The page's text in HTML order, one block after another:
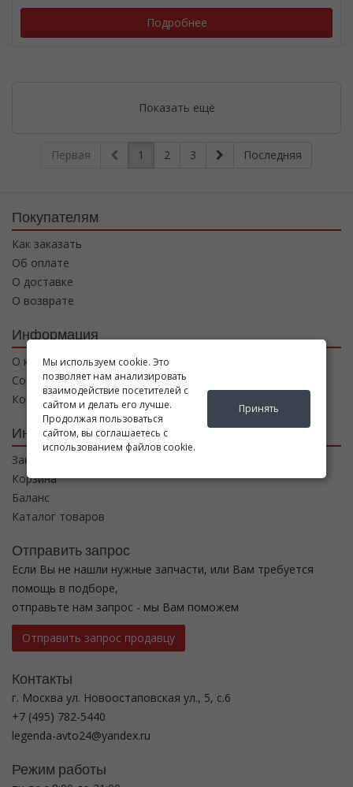
Подробнее
Показать ещё
Первая 1 2 3 Последняя
Покупателям
Как заказать
Об оплате
О доставке
О возврате
Информация
О компании
Соглашение
Контакты
Интернет магазин
Заказы
Корзина
Баланс
Каталог товаров
Отправить запрос
Если Вы не нашли нужные запчасти, или Вам требуется
помощь в подборе,
отправьте нам запрос - мы Вам поможем
Отправить запрос продавцу
Контакты
г. Москва ул. Новоостаповская ул., 5, с.6
+7 (495) 782-5440
legenda-avto24@yandex.ru
Режим работы
Мы используем cookie. Это
позволяет нам анализировать
взаимодействие посетителей с
сайтом и делать его лучше.
Продолжая пользоваться
сайтом, вы соглашаетесь с
использованием файлов cookie.
Принять